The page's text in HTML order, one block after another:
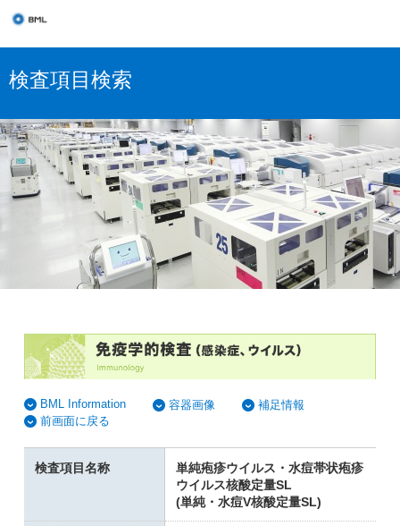
検査項目検索
BML Information 容器画像
補足情報
前画面に戻る
検査項目名称
単純疱疹ウイルス・水痘帯状疱疹
ウイルス核酸定量SL
(単純・水痘V核酸定量SL)